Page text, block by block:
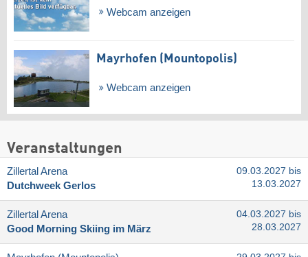
Webcam anzeigen
Mayrhofen (Mountopolis)
Webcam anzeigen
Veranstaltungen
Zillertal Arena
Dutchweek Gerlos
09.03.2027 bis
13.03.2027
Zillertal Arena
Good Morning Skiing im März
04.03.2027 bis
28.03.2027